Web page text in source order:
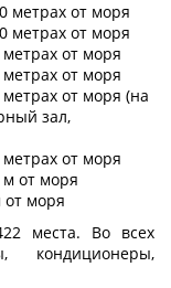
метрах от моря
метрах от моря
от моря
от моря
от моря (на
зал,
от моря
от моря
от моря
места. Во всех
кондиционеры,